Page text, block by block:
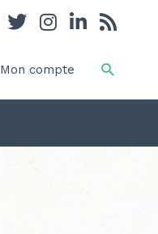
Mon compte